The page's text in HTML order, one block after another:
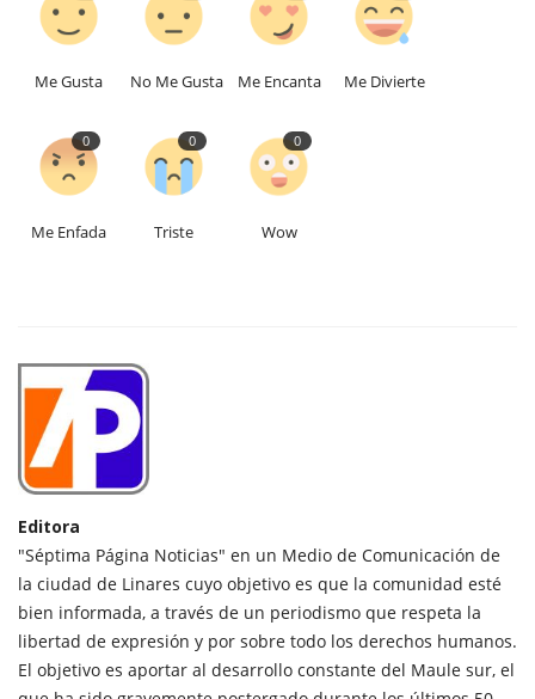
Me Gusta No Me Gusta Me Encanta Me Divierte
0
Me Enfada
0
Triste
0
Wow
Editora
"Séptima Página Noticias" en un Medio de Comunicación de
la ciudad de Linares cuyo objetivo es que la comunidad esté
bien informada, a través de un periodismo que respeta la
libertad de expresión y por sobre todo los derechos humanos.
El objetivo es aportar al desarrollo constante del Maule sur, el